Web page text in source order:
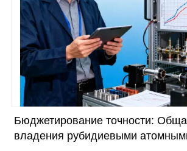
Бюджетирование точности:
владения рубидиевыми